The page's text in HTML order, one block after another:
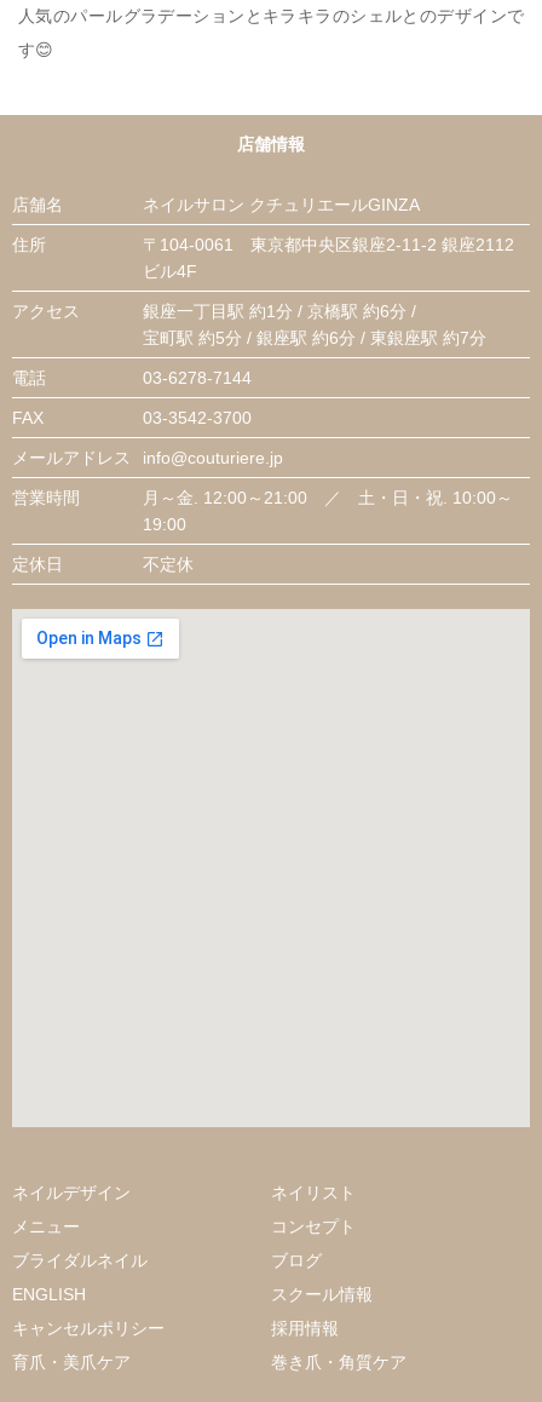
人気のパールグラデーションとキラキラのシェルとのデザインで
す😊
店舗情報
店舗名 ネイルサロン クチュリエールGINZA
住所
〒104-0061 東京都中央区銀座2-11-2 銀座2112
ビル4F
アクセス
銀座一丁目駅 約1分 / 京橋駅 約6分 /
宝町駅 約5分 / 銀座駅 約6分 / 東銀座駅 約7分
電話 03-6278-7144
FAX 03-3542-3700
メールアドレス info@couturiere.jp
営業時間
月～金. 12:00～21:00 ／ 土・日・祝. 10:00～
19:00
定休日 不定休
ネイルデザイン
ネイリスト
メニュー
コンセプト
ブライダルネイル
ブログ
ENGLISH
スクール情報
キャンセルポリシー
採用情報
育爪・美爪ケア
巻き爪・角質ケア